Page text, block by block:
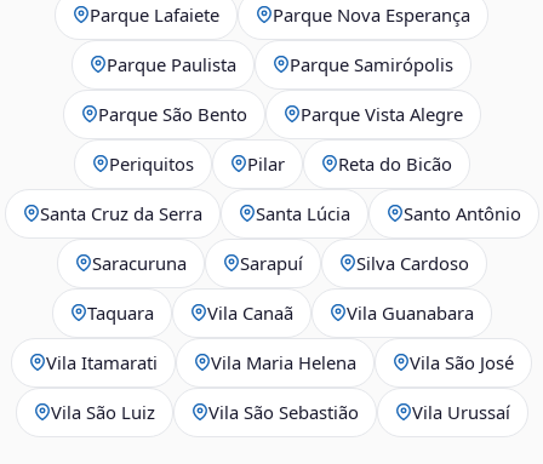
Parque Lafaiete Parque Nova Esperança
Parque Paulista Parque Samirópolis
Parque São Bento Parque Vista Alegre
Periquitos Pilar Reta do Bicão
Santa Cruz da Serra Santa Lúcia Santo Antônio
Saracuruna Sarapuí Silva Cardoso
Taquara Vila Canaã Vila Guanabara
Vila Itamarati Vila Maria Helena Vila São José
Vila São Luiz Vila São Sebastião Vila Urussaí